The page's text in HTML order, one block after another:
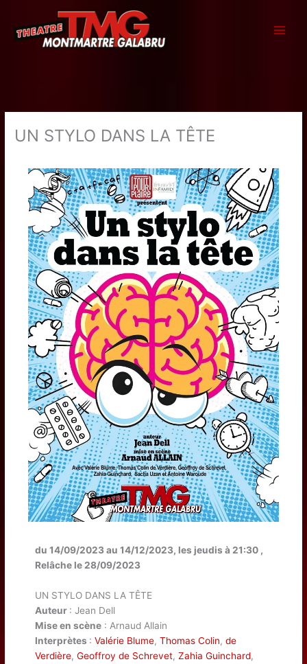
contenu
UN STYLO DANS LA TÊTE
du 14/09/2023 au 14/12/2023, les jeudis à 21:30 ,
Relâche le 28/09/2023
UN STYLO DANS LA TÊTE
Auteur : Jean Dell
Mise en scène : Arnaud Allain
Interprètes :Valérie Blume,Thomas Colin,de
Verdière,Geoffroy de Schrevet,Zahia Guinchard,